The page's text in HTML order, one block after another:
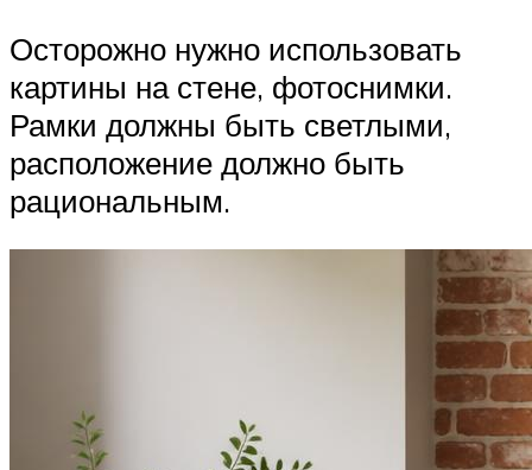
Осторожно нужно использовать
картины на стене, фотоснимки.
Рамки должны быть светлыми,
расположение должно быть
рациональным.